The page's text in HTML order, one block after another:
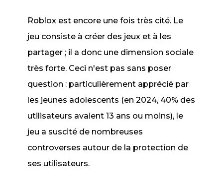
Roblox est encore une fois très cité. Le
jeu consiste à créer des jeux et à les
partager ; il a donc une dimension sociale
très forte. Ceci n'est pas sans poser
question : particulièrement apprécié par
les jeunes adolescents (en 2024, 40% des
utilisateurs avaient 13 ans ou moins), le
jeu a suscité de nombreuses
controverses autour de la protection de
ses utilisateurs.